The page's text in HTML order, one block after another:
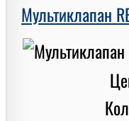
Мультиклапан